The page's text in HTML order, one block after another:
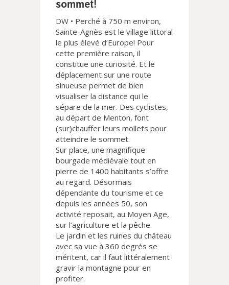
sommet!
DW • Perché à 750 m environ,
Sainte-Agnès est le village littoral
le plus élevé d’Europe! Pour
cette première raison, il
constitue une curiosité. Et le
déplacement sur une route
sinueuse permet de bien
visualiser la distance qui le
sépare de la mer. Des cyclistes,
au départ de Menton, font
(sur)chauffer leurs mollets pour
atteindre le sommet.
Sur place, une magnifique
bourgade médiévale tout en
pierre de 1400 habitants s’offre
au regard. Désormais
dépendante du tourisme et ce
depuis les années 50, son
activité reposait, au Moyen Age,
sur l’agriculture et la pêche.
Le jardin et les ruines du château
avec sa vue à 360 degrés se
méritent, car il faut littéralement
gravir la montagne pour en
profiter.